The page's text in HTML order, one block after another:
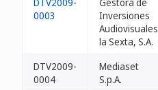
0003
Inversiones
Audiovisuales
la Sexta, S.A.
DTV2009-
0004
Mediaset
S.p.A.